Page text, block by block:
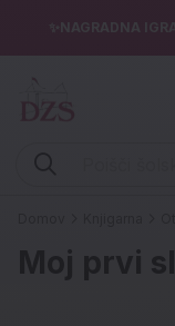
✨NAGRADNA
Vpišite iskalni niz
Moj prvi